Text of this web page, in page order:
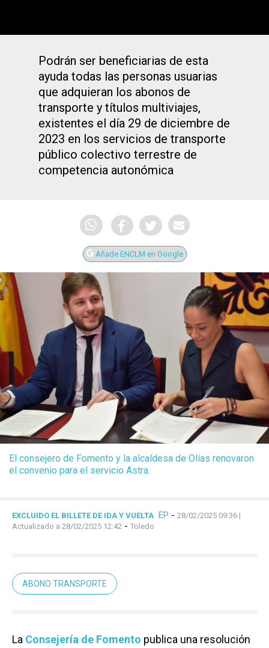
Podrán ser beneficiarias de esta
ayuda todas las personas usuarias
que adquieran los abonos de
transporte y títulos multiviajes,
existentes el día 29 de diciembre de
2023 en los servicios de transporte
público colectivo terrestre de
competencia autonómica
Añade ENCLM en Google
El consejero de Fomento y la alcaldesa de Olías renovaron
el convenio para el servicio Astra.
EXCLUIDO EL BILLETE DE IDA Y VUELTA EP - 28/02/2025 09:36 |
Actualizado a 28/02/2025 12:42 - Toledo
ABONO TRANSPORTE
La Consejería de Fomento publica una resolución